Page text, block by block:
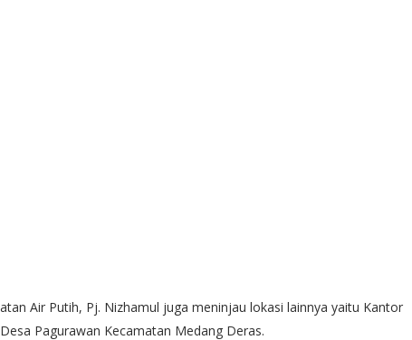
Air Putih, Pj. Nizhamul juga meninjau lokasi lainnya yaitu Kantor
Pagurawan Kecamatan Medang Deras.